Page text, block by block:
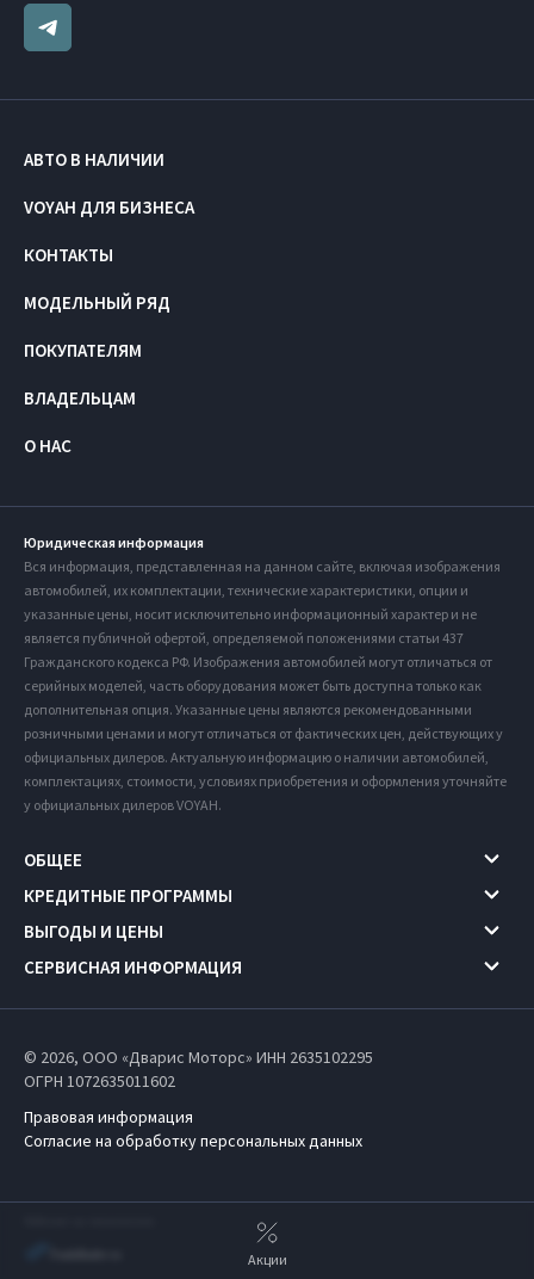
АВТО В НАЛИЧИИ
VOYAH ДЛЯ БИЗНЕСА
КОНТАКТЫ
МОДЕЛЬНЫЙ РЯД
ПОКУПАТЕЛЯМ
ВЛАДЕЛЬЦАМ
О НАС
Юридическая информация
Вся информация, представленная на данном сайте, включая изображения
автомобилей, их комплектации, технические характеристики, опции и
указанные цены, носит исключительно информационный характер и не
является публичной офертой, определяемой положениями статьи 437
Гражданского кодекса РФ. Изображения автомобилей могут отличаться от
серийных моделей, часть оборудования может быть доступна только как
дополнительная опция. Указанные цены являются рекомендованными
розничными ценами и могут отличаться от фактических цен, действующих у
официальных дилеров. Актуальную информацию о наличии автомобилей,
комплектациях, стоимости, условиях приобретения и оформления уточняйте
у официальных дилеров VOYAH.
ОБЩЕЕ
КРЕДИТНЫЕ ПРОГРАММЫ
ВЫГОДЫ И ЦЕНЫ
СЕРВИСНАЯ ИНФОРМАЦИЯ
© 2026, ООО «Дварис Моторс» ИНН 2635102295
ОГРН 1072635011602
Правовая информация
Согласие на обработку персональных данных
Акции